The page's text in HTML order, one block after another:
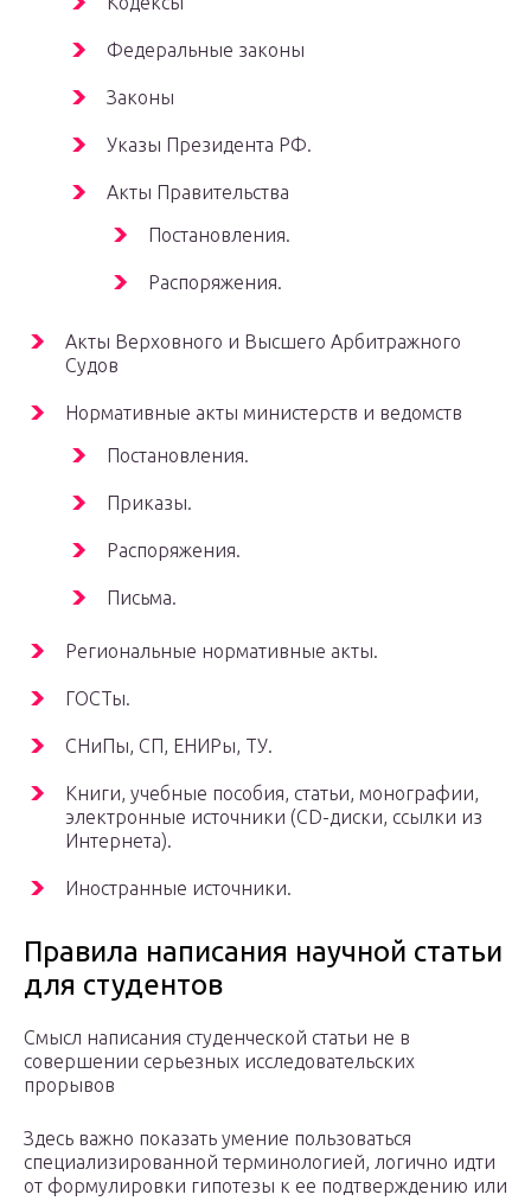
Федеральные законы
Законы
Указы Президента РФ.
Акты Правительства
Постановления.
Распоряжения.
Акты Верховного и Высшего Арбитражного
Судов
Нормативные акты министерств и ведомств
Постановления.
Приказы.
Распоряжения.
Письма.
Региональные нормативные акты.
ГОСТы.
СНиПы, СП, ЕНИРы, ТУ.
Книги, учебные пособия, статьи, монографии,
электронные источники (CD-диски, ссылки из
Интернета).
Иностранные источники.
Правила написания научной статьи
для студентов
Смысл написания студенческой статьи не в
совершении серьезных исследовательских
прорывов
Здесь важно показать умение пользоваться
специализированной терминологией, логично идти
от формулировки гипотезы к ее подтверждению или